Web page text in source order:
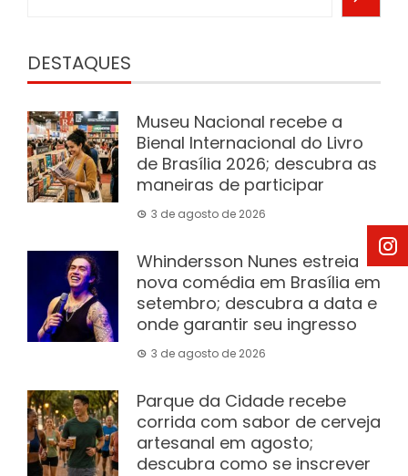
DESTAQUES
Museu Nacional recebe a
Bienal Internacional do Livro
de Brasília 2026; descubra as
maneiras de participar
3 de agosto de 2026
Whindersson Nunes estreia
nova comédia em Brasília em
setembro; descubra a data e
onde garantir seu ingresso
3 de agosto de 2026
Parque da Cidade recebe
corrida com sabor de cerveja
artesanal em agosto;
descubra como se inscrever